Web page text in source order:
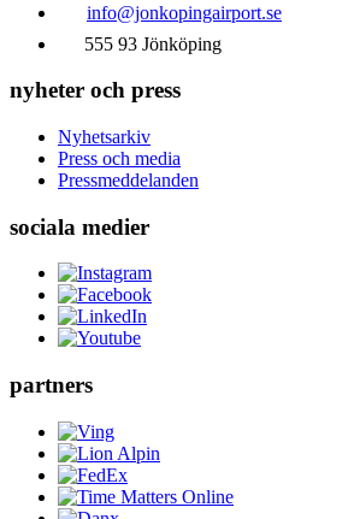
info@jonkopingairport.se
555 93 Jönköping
nyheter och press
Nyhetsarkiv
Press och media
Pressmeddelanden
sociala medier
partners